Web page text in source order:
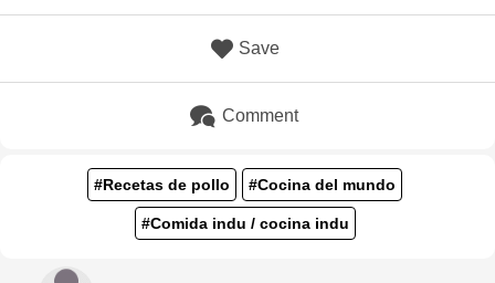
Save
Comment
#Recetas de pollo #Cocina del mundo
#Comida indu / cocina indu